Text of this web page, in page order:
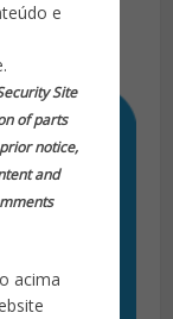
e
Site
of parts
notice,
and
acima